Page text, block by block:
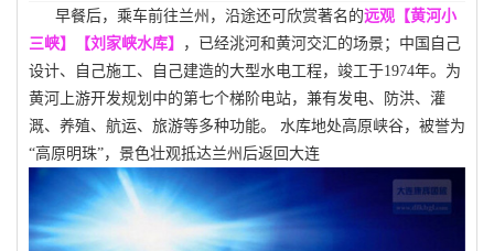
早餐后，乘车前往兰州，沿途还可欣赏著名的远观 【黄河小
三峡】【刘家峡水库】
，已经洮河和黄河交汇的场景；中国自己
设计、自己施工、自己建造的大型水电工程，竣工于1974年。为
黄河上游开发规划中的第七个梯阶电站，兼有发电、防洪、灌
溉、养殖、航运、旅游等多种功能。 水库地处高原峡谷，被誉为
“高原明珠”，景色壮观抵达兰州后返回大连